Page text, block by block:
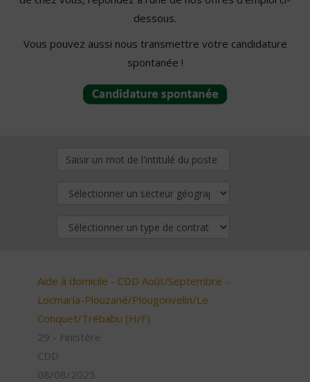
dessous.
Vous pouvez aussi nous transmettre votre candidature
spontanée !
Aide à domicile - CDD Août/Septembre -
Locmaria-Plouzané/Plougonvelin/Le
Conquet/Trébabu (H/F)
29 - Finistère
CDD
08/08/2025